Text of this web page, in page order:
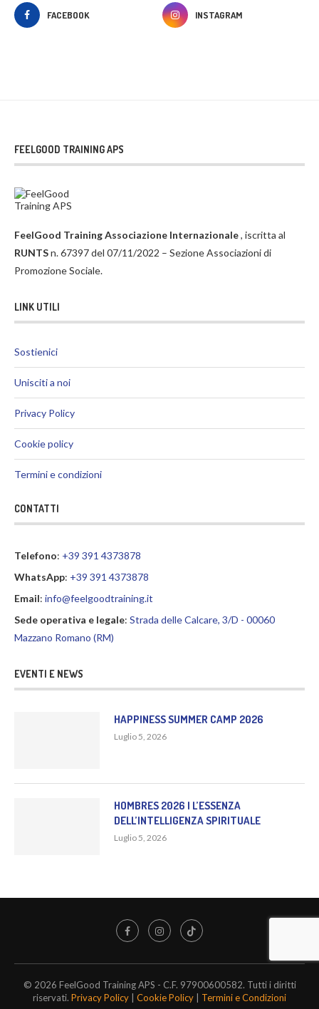
FACEBOOK INSTAGRAM
FEELGOOD TRAINING APS
FeelGood Training Associazione Internazionale, iscritta al
RUNTSn. 67397 del 07/11/2022 – Sezione Associazioni di
Promozione Sociale.
LINK UTILI
Sostienici
Unisciti a noi
Privacy Policy
Cookie policy
Termini e condizioni
CONTATTI
Telefono: +39 391 4373878
WhatsApp: +39 391 4373878
Email: info@feelgoodtraining.it
Sede operativa e legale: Strada delle Calcare, 3/D - 00060
Mazzano Romano (RM)
EVENTI E NEWS
HAPPINESS SUMMER CAMP 2026
Luglio 5, 2026
HOMBRES 2026 | L’ESSENZA
DELL’INTELLIGENZA SPIRITUALE
Luglio 5, 2026
© 2026 FeelGood Training APS - C.F. 97900600582. Tutti i diritti
riservati. Privacy Policy Cookie Policy Termini e Condizioni